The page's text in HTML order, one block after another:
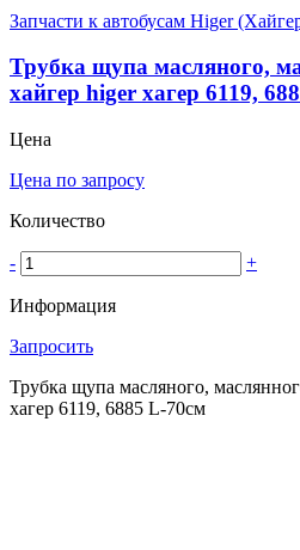
Запчасти к автобусам Higer
Трубка щупа масляного,
хайгер higer хагер 6119,
Цена
Цена по запросу
Количество
- +
Информация
Запросить
Трубка щупа масляного,
хагер 6119, 6885 L-70см